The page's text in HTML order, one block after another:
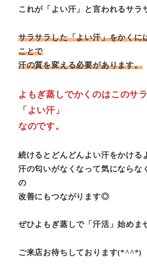
これが「よい汗」と言われるサラ
サラサラした「よい汗」をかくに
ことで
汗の質を変える必要があります。
よもぎ蒸しでかくのはこのサ
「よい汗」
なのです。
続けるとどんどんよい汗をかける
汗の匂いがなくなって気にならな
の
改善にもつながります◎
ぜひよもぎ蒸しで「汗活」始めま
ご来店お待ちしております(*^^*)